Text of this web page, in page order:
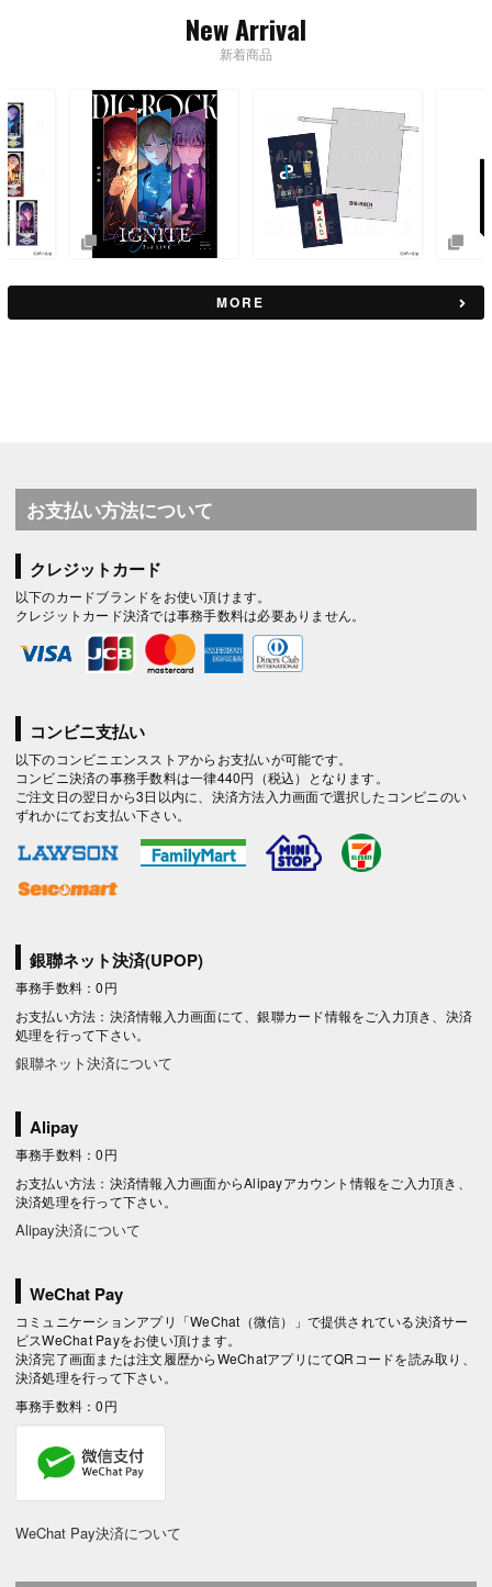
New Arrival
新着商品
MORE
お支払い方法について
クレジットカード
以下のカードブランドをお使い頂けます。
クレジットカード決済では事務手数料は必要ありません。
コンビニ支払い
以下のコンビニエンスストアからお支払いが可能です。
コンビニ決済の事務手数料は一律440円（税込）となります。
ご注文日の翌日から3日以内に、決済方法入力画面で選択したコンビニのい
ずれかにてお支払い下さい。
銀聯ネット決済(UPOP)
事務手数料：0円
お支払い方法：決済情報入力画面にて、銀聯カード情報をご入力頂き、決済
処理を行って下さい。
銀聯ネット決済について
Alipay
事務手数料：0円
お支払い方法：決済情報入力画面からAlipayアカウント情報をご入力頂き、
決済処理を行って下さい。
Alipay決済について
WeChat Pay
コミュニケーションアプリ「WeChat（微信）」で提供されている決済サー
ビスWeChat Payをお使い頂けます。
決済完了画面または注文履歴からWeChatアプリにてQRコードを読み取り、
決済処理を行って下さい。
事務手数料：0円
WeChat Pay決済について